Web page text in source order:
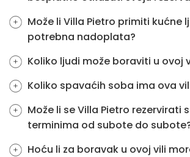
Može li Villa Pietro primiti kućne
potrebna nadoplata?
Koliko ljudi može boraviti u ovoj
Koliko spavaćih soba ima ova
Može li se Villa Pietro rezervirati
terminima od subote do
Hoću li za boravak u ovoj vili